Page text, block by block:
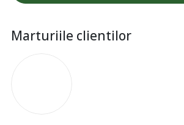
Marturiile clientilor